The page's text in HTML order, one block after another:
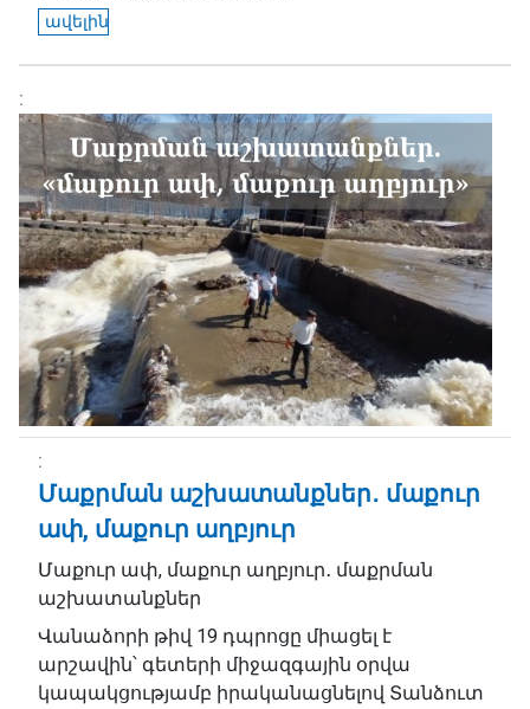
ավելին
Մաքրման աշխատանքներ․ մաքուր
ափ, մաքուր աղբյուր
Մաքուր ափ, մաքուր աղբյուր․ մաքրման
աշխատանքներ
Վանաձորի թիվ 19 դպրոցը միացել է
արշավին՝ գետերի միջազգային օրվա
կապակցությամբ իրականացնելով Տանձուտ